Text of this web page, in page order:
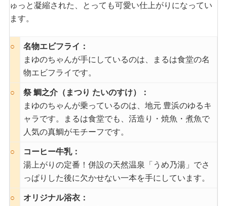
ゅっと凝縮された、とっても可愛い仕上がりになってい
ます。
○
名物エビフライ：
まゆのちゃんが手にしているのは、まるは食堂の名
物エビフライです。
○
祭 鯛之介（まつり たいのすけ）：
まゆのちゃんが乗っているのは、地元 豊浜のゆるキ
ャラです。まるは食堂でも、活造り・焼魚・煮魚で
人気の真鯛がモチーフです。
○
コーヒー牛乳：
湯上がりの定番！併設の天然温泉「うめ乃湯」でさ
っぱりした後に欠かせない一本を手にしています。
○
オリジナル浴衣：